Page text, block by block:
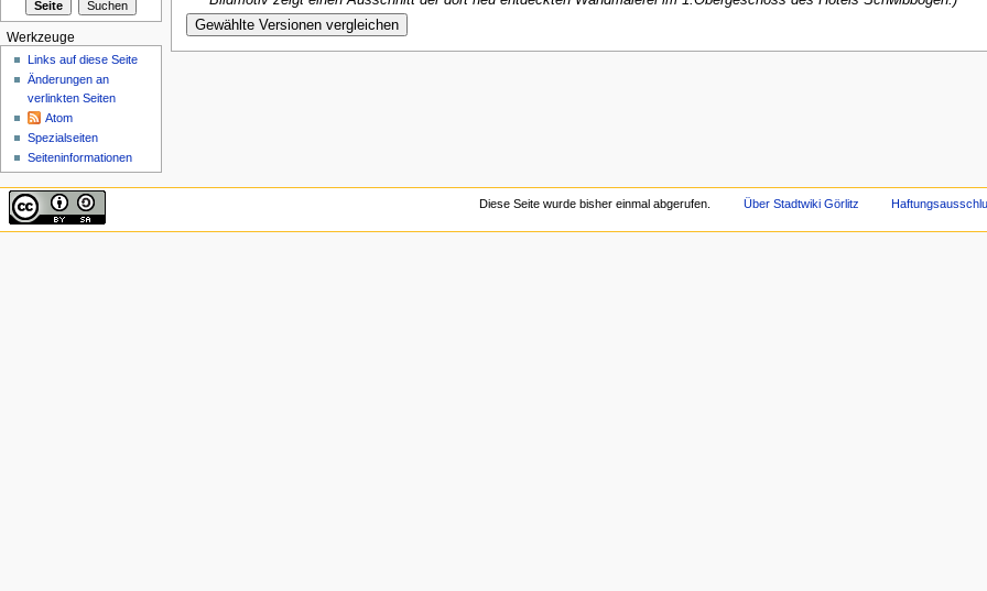
Werkzeuge
Links auf diese Seite
Änderungen an
verlinkten Seiten
Atom
Spezialseiten
Seiten­informationen
Diese Seite wurde bisher einmal abgerufen. Über Stadtwiki Görlitz